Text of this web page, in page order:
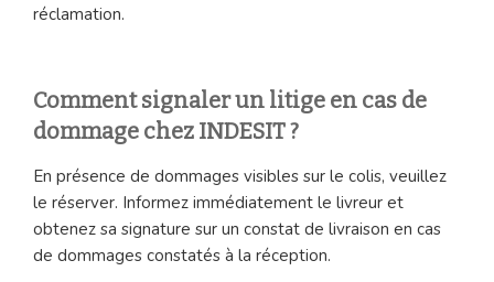
réclamation.
Comment signaler un litige en cas de
dommage chez INDESIT ?
En présence de dommages visibles sur le colis, veuillez
le réserver. Informez immédiatement le livreur et
obtenez sa signature sur un constat de livraison en cas
de dommages constatés à la réception.